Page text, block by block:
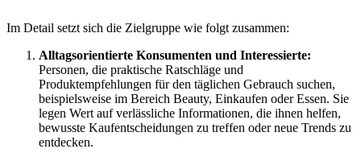
Im Detail setzt sich die Zielgruppe wie folgt zusammen:
Alltagsorientierte Konsumenten und Interessierte:
Personen, die praktische Ratschläge und
Produktempfehlungen für den täglichen Gebrauch suchen,
beispielsweise im Bereich Beauty, Einkaufen oder Essen. Sie
legen Wert auf verlässliche Informationen, die ihnen helfen,
bewusste Kaufentscheidungen zu treffen oder neue Trends zu
entdecken.